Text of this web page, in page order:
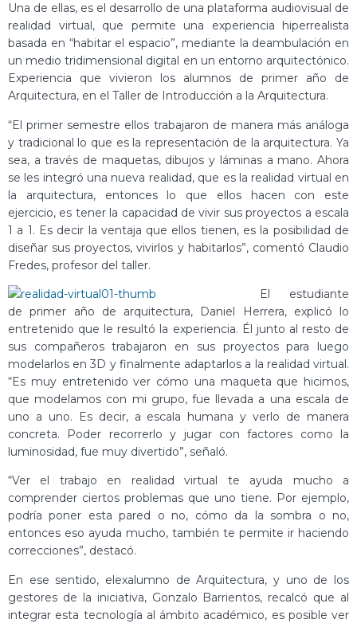
Una de ellas, es el desarrollo de una plataforma audiovisual de
realidad virtual, que permite una experiencia hiperrealista
basada en “habitar el espacio”, mediante la deambulación en
un medio tridimensional digital en un entorno arquitectónico.
Experiencia que vivieron los alumnos de primer año de
Arquitectura, en el Taller de Introducción a la Arquitectura.
“El primer semestre ellos trabajaron de manera más análoga
y tradicional lo que es la representación de la arquitectura. Ya
sea, a través de maquetas, dibujos y láminas a mano. Ahora
se les integró una nueva realidad, que es la realidad virtual en
la arquitectura, entonces lo que ellos hacen con este
ejercicio, es tener la capacidad de vivir sus proyectos a escala
1 a 1. Es decir la ventaja que ellos tienen, es la posibilidad de
diseñar sus proyectos, vivirlos y habitarlos”, comentó Claudio
Fredes, profesor del taller.
El estudiante
de primer año de arquitectura, Daniel Herrera, explicó lo
entretenido que le resultó la experiencia. Él junto al resto de
sus compañeros trabajaron en sus proyectos para luego
modelarlos en 3D y finalmente adaptarlos a la realidad virtual.
“Es muy entretenido ver cómo una maqueta que hicimos,
que modelamos con mi grupo, fue llevada a una escala de
uno a uno. Es decir, a escala humana y verlo de manera
concreta. Poder recorrerlo y jugar con factores como la
luminosidad, fue muy divertido”, señaló.
“Ver el trabajo en realidad virtual te ayuda mucho a
comprender ciertos problemas que uno tiene. Por ejemplo,
podría poner esta pared o no, cómo da la sombra o no,
entonces eso ayuda mucho, también te permite ir haciendo
correcciones”, destacó.
En ese sentido, elexalumno de Arquitectura, y uno de los
gestores de la iniciativa, Gonzalo Barrientos, recalcó que al
integrar esta tecnología al ámbito académico, es posible ver